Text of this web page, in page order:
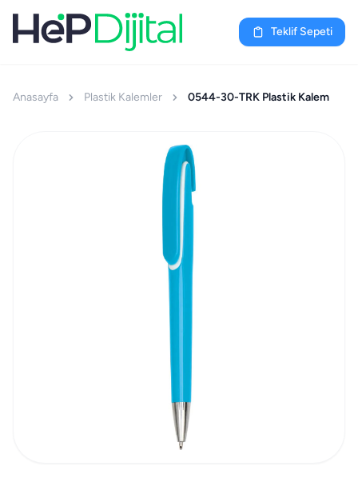
Teklif Sepeti
Anasayfa Plastik Kalemler 0544-30-TRK Plastik Kalem